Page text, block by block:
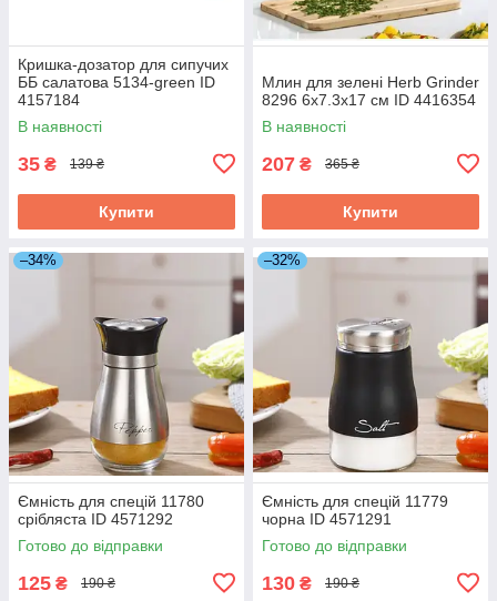
Кришка-дозатор для сипучих
ББ салатова 5134-green ID
4157184
В наявності
35 ₴ 139 ₴
Купити
Млин для зелені Herb Grinder
8296 6х7.3х17 см ID 4416354
В наявності
207 ₴ 365 ₴
Купити
–34%
Ємність для спецій 11780
срібляста ID 4571292
Готово до відправки
125 ₴ 190 ₴
–32%
Ємність для спецій 11779
чорна ID 4571291
Готово до відправки
130 ₴ 190 ₴